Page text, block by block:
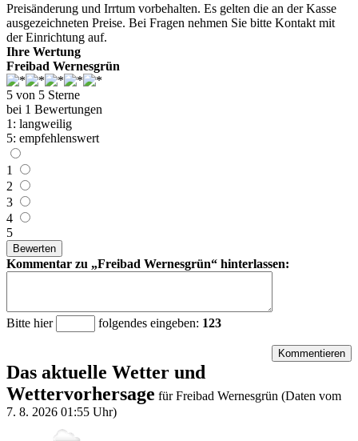
Preisänderung und Irrtum vorbehalten. Es gelten die an der Kasse
ausgezeichneten Preise. Bei Fragen nehmen Sie bitte Kontakt mit
der Einrichtung auf.
Ihre Wertung
Freibad Wernesgrün
5 von 5 Sterne
bei 1 Bewertungen
1: lang­weilig
5: emp­fehlens­wert
1
2
3
4
5
Kommentar zu Freibad Wernesgrün hinterlassen:
Bitte hier folgendes eingeben: 123
Das aktuelle Wetter und
Wettervorhersage fürFreibad Wernesgrün (Daten vom
7. 8. 2026 01:55 Uhr)